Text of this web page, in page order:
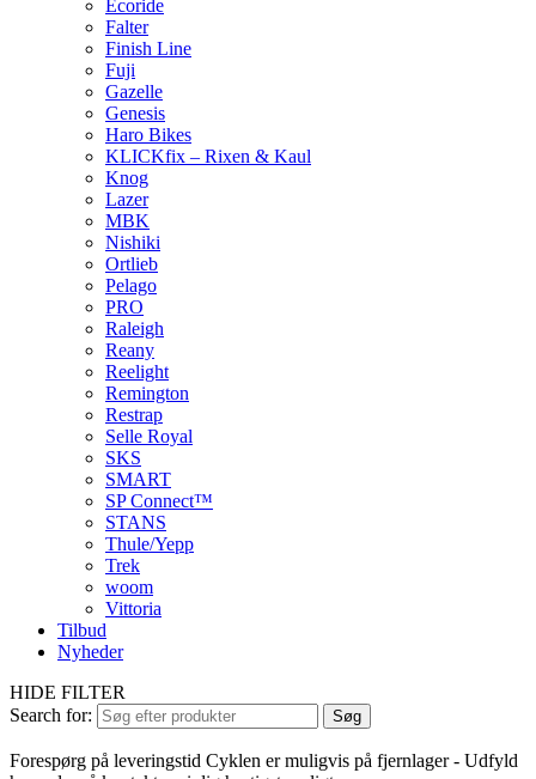
Ecoride
Falter
Finish Line
Fuji
Gazelle
Genesis
Haro Bikes
KLICKfix – Rixen & Kaul
Knog
Lazer
MBK
Nishiki
Ortlieb
Pelago
PRO
Raleigh
Reany
Reelight
Remington
Restrap
Selle Royal
SKS
SMART
SP Connect™
STANS
Thule/Yepp
Trek
woom
Vittoria
Tilbud
Nyheder
HIDE FILTER
Search for:
Søg
Forespørg på leveringstid Cyklen er muligvis på fjernlager - Udfyld